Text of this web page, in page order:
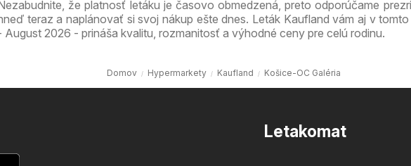
že platnosť letáku je časovo obmedzená, preto odporúčame
teraz a naplánovať si svoj nákup ešte dnes. Leták Kaufland vám aj v tomto
August 2026 - prináša kvalitu, rozmanitosť a výhodné ceny pre celú rodinu.
Domov Hypermarkety Kaufland Košice-OC Galéria
Letakomat